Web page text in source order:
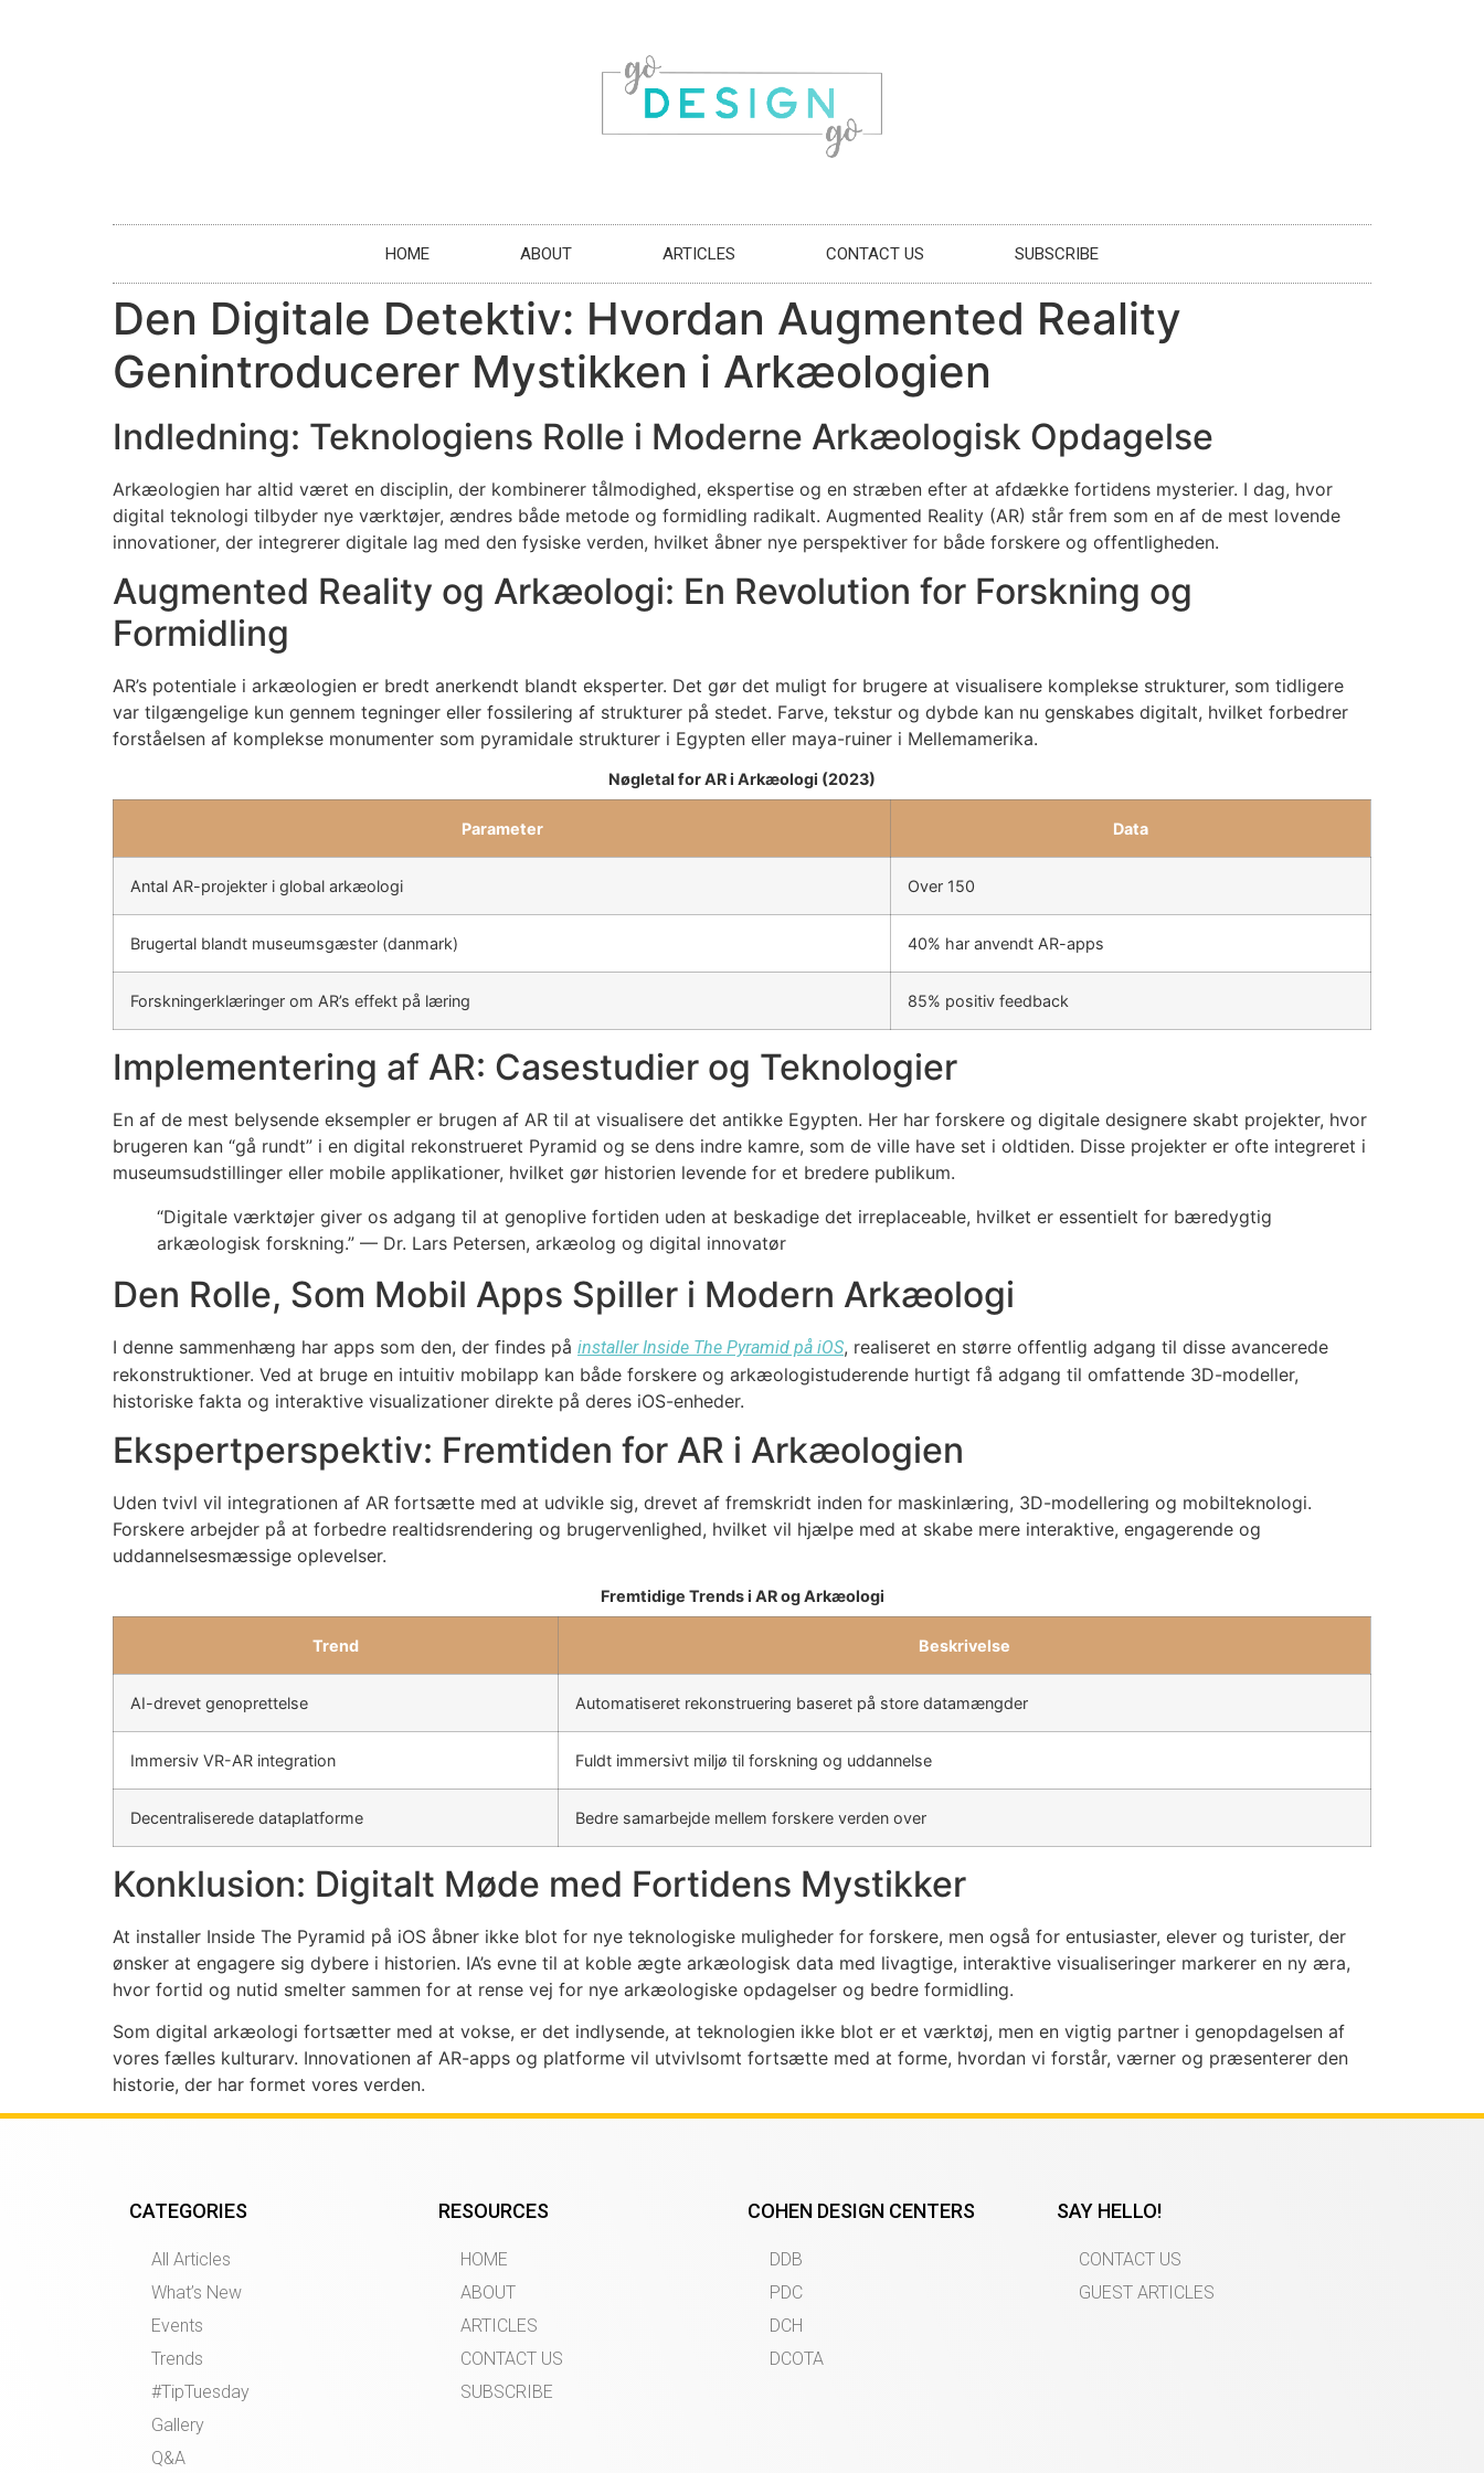
HOME ABOUT ARTICLES CONTACT US SUBSCRIBE
Den Digitale Detektiv: Hvordan Augmented Reality
Genintroducerer Mystikken i Arkæologien
Indledning: Teknologiens Rolle i Moderne Arkæologisk Opdagelse
Arkæologien har altid været en disciplin, der kombinerer tålmodighed, ekspertise og en stræben efter at afdække fortidens mysterier. I dag, hvor
digital teknologi tilbyder nye værktøjer, ændres både metode og formidling radikalt. Augmented Reality (AR) står frem som en af de mest lovende
innovationer, der integrerer digitale lag med den fysiske verden, hvilket åbner nye perspektiver for både forskere og offentligheden.
Augmented Reality og Arkæologi: En Revolution for Forskning og
Formidling
AR’s potentiale i arkæologien er bredt anerkendt blandt eksperter. Det gør det muligt for brugere at visualisere komplekse strukturer, som tidligere
var tilgængelige kun gennem tegninger eller fossilering af strukturer på stedet. Farve, tekstur og dybde kan nu genskabes digitalt, hvilket forbedrer
forståelsen af komplekse monumenter som pyramidale strukturer i Egypten eller maya-ruiner i Mellemamerika.
Nøgletal for AR i Arkæologi (2023)
Parameter Data
Antal AR-projekter i global arkæologi Over 150
Brugertal blandt museumsgæster (danmark) 40% har anvendt AR-apps
Forskningerklæringer om AR’s effekt på læring 85% positiv feedback
Implementering af AR: Casestudier og Teknologier
En af de mest belysende eksempler er brugen af AR til at visualisere det antikke Egypten. Her har forskere og digitale designere skabt projekter, hvor
brugeren kan “gå rundt” i en digital rekonstrueret Pyramid og se dens indre kamre, som de ville have set i oldtiden. Disse projekter er ofte integreret i
museumsudstillinger eller mobile applikationer, hvilket gør historien levende for et bredere publikum.
“Digitale værktøjer giver os adgang til at genoplive fortiden uden at beskadige det irreplaceable, hvilket er essentielt for bæredygtig
arkæologisk forskning.” — Dr. Lars Petersen, arkæolog og digital innovatør
Den Rolle, Som Mobil Apps Spiller i Modern Arkæologi
I denne sammenhæng har apps som den, der findes på installer Inside The Pyramid på iOS, realiseret en større offentlig adgang til disse avancerede
rekonstruktioner. Ved at bruge en intuitiv mobilapp kan både forskere og arkæologistuderende hurtigt få adgang til omfattende 3D-modeller,
historiske fakta og interaktive visualizationer direkte på deres iOS-enheder.
Ekspertperspektiv: Fremtiden for AR i Arkæologien
Uden tvivl vil integrationen af AR fortsætte med at udvikle sig, drevet af fremskridt inden for maskinlæring, 3D-modellering og mobilteknologi.
Forskere arbejder på at forbedre realtidsrendering og brugervenlighed, hvilket vil hjælpe med at skabe mere interaktive, engagerende og
uddannelsesmæssige oplevelser.
Fremtidige Trends i AR og Arkæologi
Trend Beskrivelse
AI-drevet genoprettelse Automatiseret rekonstruering baseret på store datamængder
Immersiv VR-AR integration Fuldt immersivt miljø til forskning og uddannelse
Decentraliserede dataplatforme Bedre samarbejde mellem forskere verden over
Konklusion: Digitalt Møde med Fortidens Mystikker
At installer Inside The Pyramid på iOS åbner ikke blot for nye teknologiske muligheder for forskere, men også for entusiaster, elever og turister, der
ønsker at engagere sig dybere i historien. IA’s evne til at koble ægte arkæologisk data med livagtige, interaktive visualiseringer markerer en ny æra,
hvor fortid og nutid smelter sammen for at rense vej for nye arkæologiske opdagelser og bedre formidling.
Som digital arkæologi fortsætter med at vokse, er det indlysende, at teknologien ikke blot er et værktøj, men en vigtig partner i genopdagelsen af
vores fælles kulturarv. Innovationen af AR-apps og platforme vil utvivlsomt fortsætte med at forme, hvordan vi forstår, værner og præsenterer den
historie, der har formet vores verden.
CATEGORIES
All Articles
What’s New
Events
Trends
#TipTuesday
Gallery
Q&A
RESOURCES
HOME
ABOUT
ARTICLES
CONTACT US
SUBSCRIBE
COHEN DESIGN CENTERS
DDB
PDC
DCH
DCOTA
SAY HELLO!
CONTACT US
GUEST ARTICLES